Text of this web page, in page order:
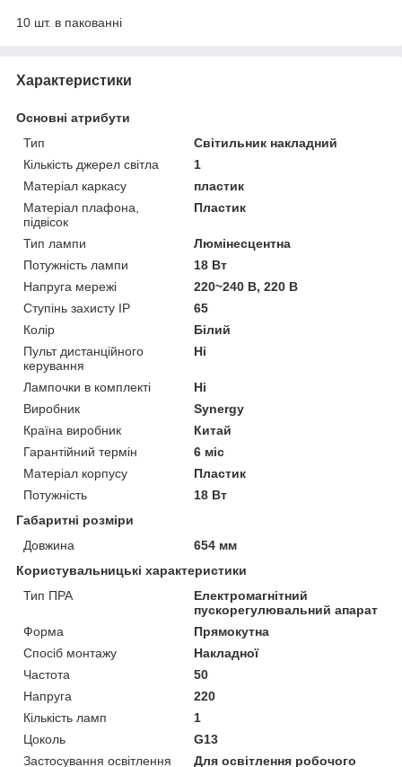
10 шт. в пакованні
Характеристики
Основні атрибути
Тип
Світильник накладний
Кількість джерел світла
1
Матеріал каркасу
пластик
Матеріал плафона,
підвісок
Пластик
Тип лампи
Люмінесцентна
Потужність лампи
18 Вт
Напруга мережі
220~240 В, 220 В
Ступінь захисту IP
65
Колір
Білий
Пульт дистанційного
керування
Ні
Лампочки в комплекті
Ні
Виробник
Synergy
Країна виробник
Китай
Гарантійний термін
6 міс
Матеріал корпусу
Пластик
Потужність
18 Вт
Габаритні розміри
Довжина
654 мм
Користувальницькі характеристики
Тип ПРА
Електромагнітний
пускорегулювальний апарат
Форма
Прямокутна
Спосіб монтажу
Накладної
Частота
50
Напруга
220
Кількість ламп
1
Цоколь
G13
Застосування освітлення
Для освітлення робочого